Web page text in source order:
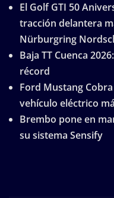
El Golf GTI 50
tracción delantera
Nürburgring
Baja TT Cuenca
récord
Ford Mustang
vehículo eléctrico
Brembo pone en
su sistema Sensify